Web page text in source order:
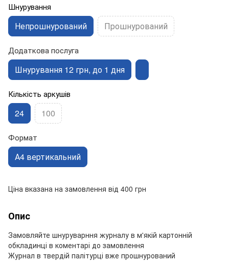
Шнурування
Непрошнурований Прошнурований
Додаткова послуга
Шнурування 12 грн, до 1 дня
Кількість аркушів
24 100
Формат
А4 вертикальний
Ціна вказана на замовлення від 400 грн
Опис
Замовляйте шнуруварння журналу в м'якій картонній
обкладинці в коментарі до замовлення
Журнал в твердій палітурці вже прошнурований